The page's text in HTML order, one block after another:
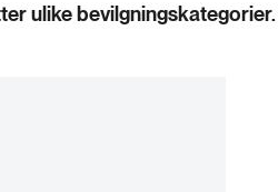
ulike